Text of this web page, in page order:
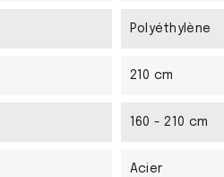
Polyéthylène
210 cm
160 - 210 cm
Acier